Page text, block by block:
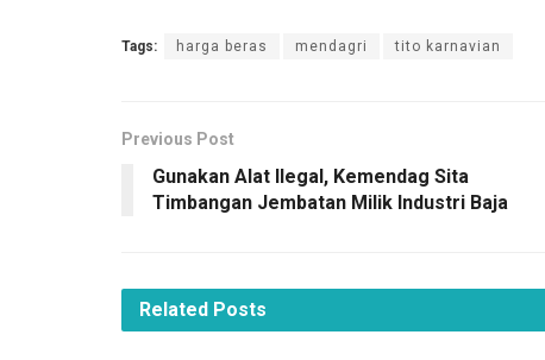
Tags: harga beras mendagri tito karnavian
Previous Post
Gunakan Alat Ilegal, Kemendag Sita
Timbangan Jembatan Milik Industri Baja
Related Posts